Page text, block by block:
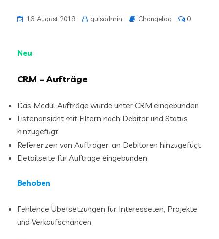
16. August 2019 quisadmin Changelog 0
Neu
CRM – Aufträge
Das Modul Aufträge wurde unter CRM eingebunden
Listenansicht mit Filtern nach Debitor und Status
hinzugefügt
Referenzen von Aufträgen an Debitoren hinzugefügt
Detailseite für Aufträge eingebunden
Behoben
Fehlende Übersetzungen für Interesseten, Projekte
und Verkaufschancen